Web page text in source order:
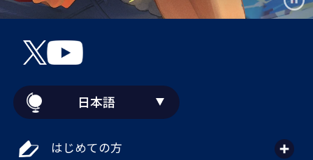
日本語
はじめての方